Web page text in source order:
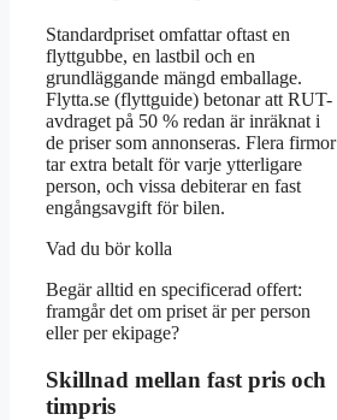
Standardpriset omfattar oftast en
flyttgubbe, en lastbil och en
grundläggande mängd emballage.
Flytta.se (flyttguide) betonar att RUT-
avdraget på 50 % redan är inräknat i
de priser som annonseras. Flera firmor
tar extra betalt för varje ytterligare
person, och vissa debiterar en fast
engångsavgift för bilen.
Vad du bör kolla
Begär alltid en specificerad offert:
framgår det om priset är per person
eller per ekipage?
Skillnad mellan fast pris och
timpris